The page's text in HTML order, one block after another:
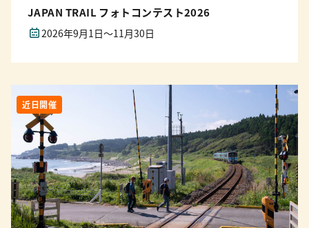
JAPAN TRAIL フォトコンテスト2026
2026年9月1日～11月30日
近日開催